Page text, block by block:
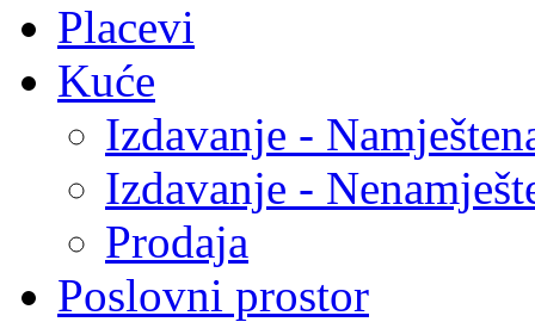
Placevi
Kuće
Izdavanje -
Izdavanje -
Prodaja
Poslovni prostor